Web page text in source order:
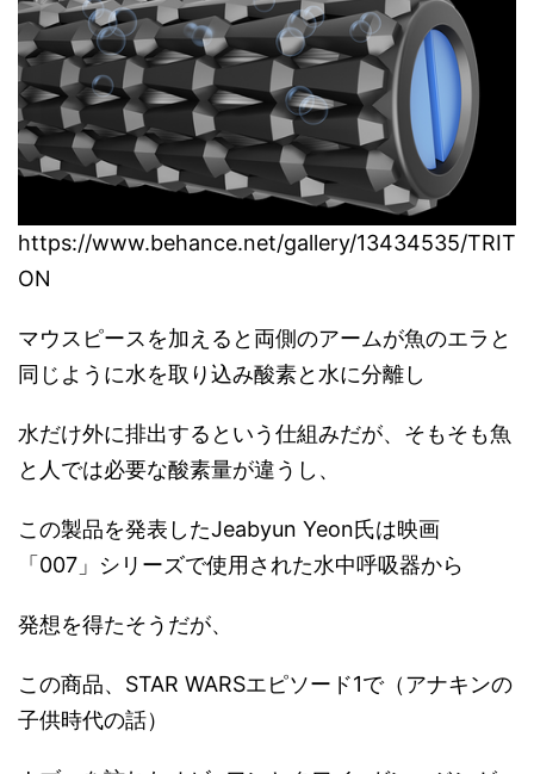
https://www.behance.net/gallery/13434535/TRIT
ON
マウスピースを加えると両側のアームが魚のエラと
同じように水を取り込み酸素と水に分離し
水だけ外に排出するという仕組みだが、そもそも魚
と人では必要な酸素量が違うし、
この製品を発表したJeabyun Yeon氏は映画
「007」シリーズで使用された水中呼吸器から
発想を得たそうだが、
この商品、STAR WARSエピソード1で（アナキンの
子供時代の話）